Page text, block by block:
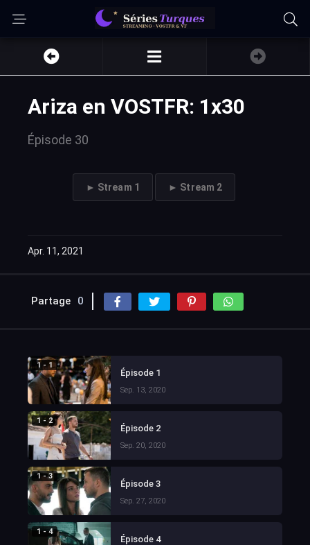
Ariza en VOSTFR: 1x30
Épisode 30
► Stream 1 ► Stream 2
Apr. 11, 2021
Partage 0
1 - 1
Épisode 1
Sep. 13, 2020
1 - 2
Épisode 2
Sep. 20, 2020
1 - 3
Épisode 3
Sep. 27, 2020
1 - 4
Épisode 4